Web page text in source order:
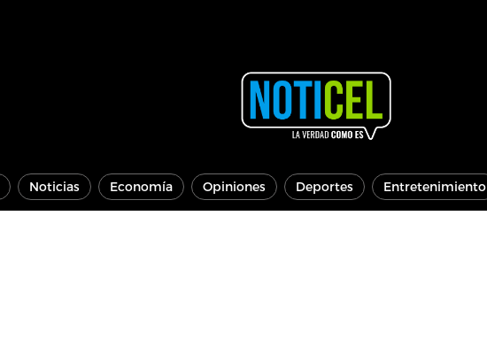
Noticias Economía Opiniones Deportes Entretenimiento